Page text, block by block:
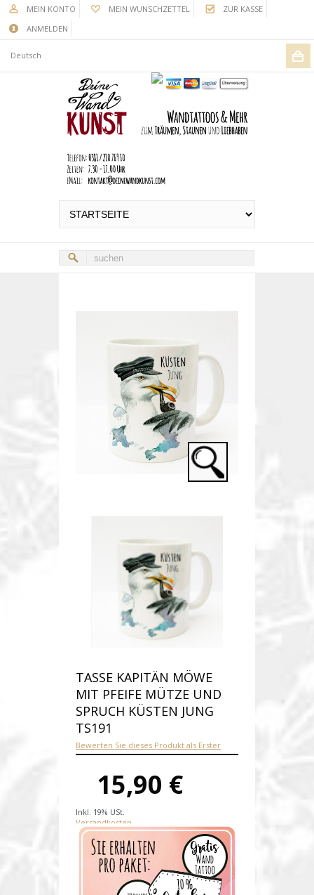
MEIN KONTO MEIN WUNSCHZETTEL
ZUR KASSE
ANMELDEN
Deutsch
TASSE KAPITÄN MÖWE
MIT PFEIFE MÜTZE UND
SPRUCH KÜSTEN JUNG
TS191
Bewerten Sie dieses Produkt als Erster
15,90 €
Inkl. 19% USt.
Versandkosten
Produktnummer:
Verfügbarkeit: Auf Lager
Lieferzeit: 1-2 Werktage nach
Zahungseingang